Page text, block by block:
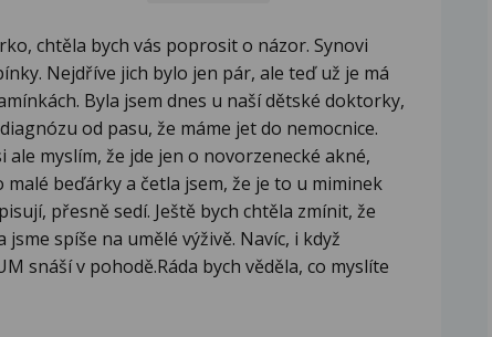
chtěla bych vás poprosit o názor. Synovi
Nejdříve jich bylo jen pár, ale teď už je má
Byla jsem dnes u naší dětské doktorky,
od pasu, že máme jet do nemocnice.
ale myslím, že jde jen o novorzenecké akné,
beďárky a četla jsem, že je to u miminek
přesně sedí. Ještě bych chtěla zmínit, že
spíše na umělé výživě. Navíc, i když
snáší v pohodě.Ráda bych věděla, co myslíte